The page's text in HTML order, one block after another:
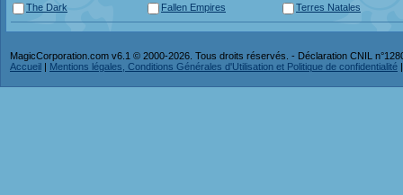
The Dark
Fallen Empires Terres Natales
MagicCorporation.com v6.1 © 2000-2026. Tous droits réservés. - Déclaration CNIL
Accueil | Mentions légales, Conditions Générales d'Utilisation et Politique de confidentialité